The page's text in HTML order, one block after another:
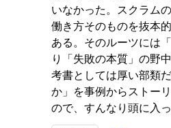
いなかった。スクラム
働き方そのものを抜本
ある。そのルーツには
り「失敗の本質」の野
考書としては厚い部類
か」を事例からストー
ので、すんなり頭に入っ